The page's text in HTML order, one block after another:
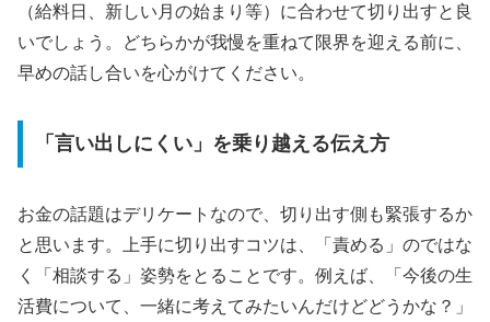
（給料日、新しい月の始まり等）に合わせて切り出すと良
いでしょう。どちらかが我慢を重ねて限界を迎える前に、
早めの話し合いを心がけてください。
「言い出しにくい」を乗り越える伝え方
お金の話題はデリケートなので、切り出す側も緊張するか
と思います。上手に切り出すコツは、「責める」のではな
く「相談する」姿勢をとることです。例えば、「今後の生
活費について、一緒に考えてみたいんだけどどうかな？」